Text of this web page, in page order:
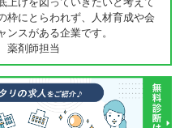
枠にとらわれず、人材育成や会
スがある企業です。
薬剤師担当